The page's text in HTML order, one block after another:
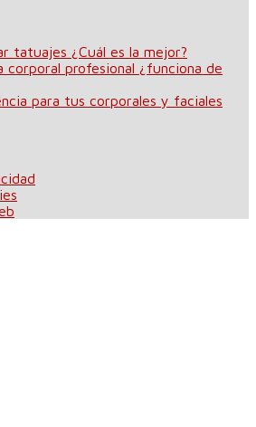
tatuajes ¿Cuál es la mejor?
corporal profesional ¿funciona de
para tus corporales y faciales